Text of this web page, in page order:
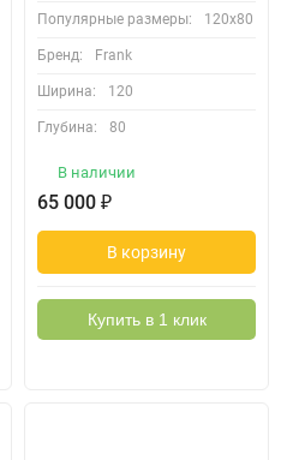
Популярные размеры: 120х80
Бренд: Frank
Ширина: 120
Глубина: 80
В наличии
65 000 ₽
В корзину
Купить в 1 клик